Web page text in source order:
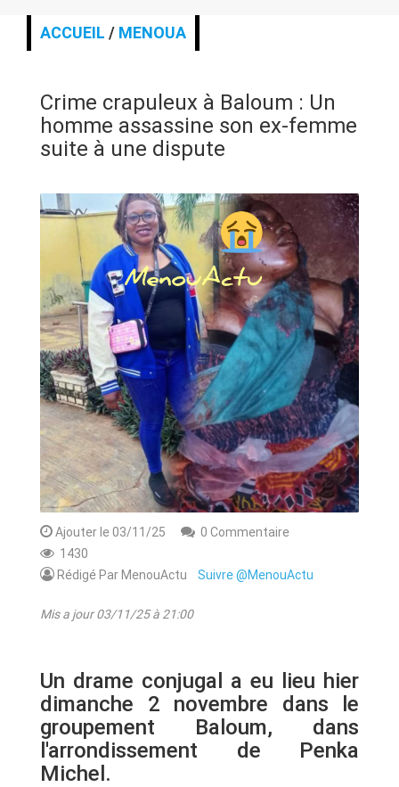
ACTUALITE
ALERTE
ANNONCE
ART & CULTURE & TRADITION
ASSAINISSEMENT
BREAKING-NEWS
CAMEROUN
PLUS
ACCUEIL / MENOUA
Crime crapuleux à Baloum : Un
homme assassine son ex-femme
suite à une dispute
Ajouter le 03/11/25
0 Commentaire
1430
Rédigé Par MenouActu Suivre @MenouActu
Mis a jour 03/11/25 à 21:00
Un drame conjugal a eu lieu hier
dimanche 2 novembre dans le
groupement Baloum, dans
l'arrondissement de Penka
Michel.